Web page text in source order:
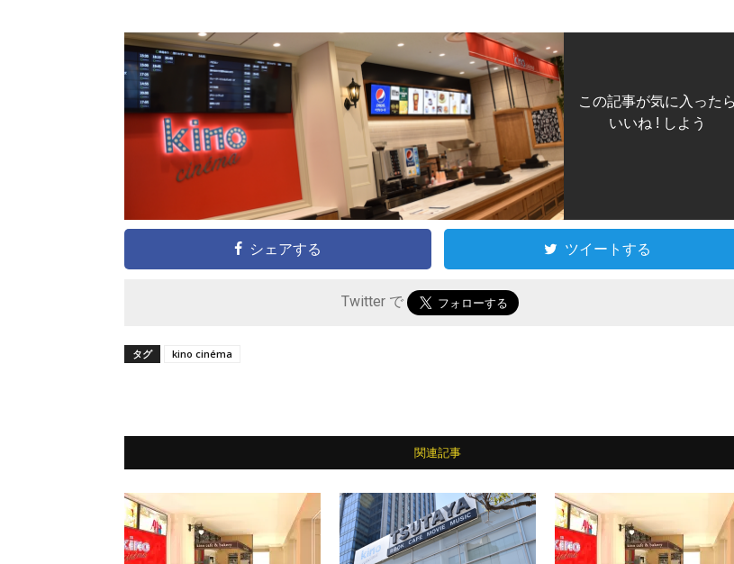
この記事が気に入ったら
いいね ! しよう
シェアする ツイートする
Twitter で
タグ kino cinéma
関連記事